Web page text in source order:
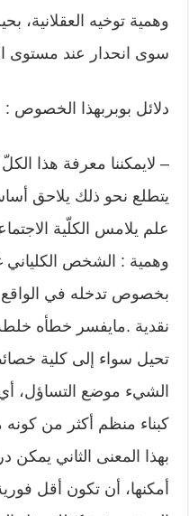
وهمية توخيه العقلانية،
سوى انحدار عند مستوى
دلائل بوبربهذا الخصوص :
– لايمكننا معرفة هذا
يتطلع نحو ذلك يلاحق
علم يلامس الكلّية
وهمية : الشخص الكلياني
بخصوص تدخله في الواقع
نقدية .مايفسر خطأه
تحيل سواء إلى كلية
الشيء موضع التساؤل، أي
كبناء منظم أكثر من كونه
بهذا المعنى الثاني يمكن
أمكنها، أن تكون أقل